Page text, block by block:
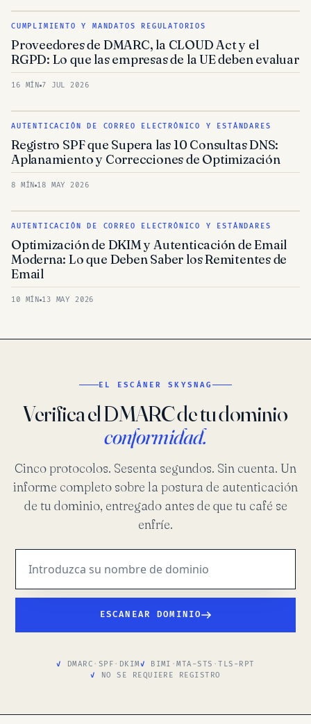
CUMPLIMIENTO Y MANDATOS REGULATORIOS
Proveedores de DMARC, la CLOUD Act y el
RGPD: Lo que las empresas de la UE deben evaluar
16 MÍN 7 JUL 2026
AUTENTICACIÓN DE CORREO ELECTRÓNICO Y ESTÁNDARES
Registro SPF que Supera las 10 Consultas DNS:
Aplanamiento y Correcciones de Optimización
8 MÍN 18 MAY 2026
AUTENTICACIÓN DE CORREO ELECTRÓNICO Y ESTÁNDARES
Optimización de DKIM y Autenticación de Email
Moderna: Lo que Deben Saber los Remitentes de
Email
10 MÍN 13 MAY 2026
EL ESCÁNER SKYSNAG
Verifica el DMARC de tu dominio
conformidad.
Cinco protocolos. Sesenta segundos. Sin cuenta. Un
informe completo sobre la postura de autenticación
de tu dominio, entregado antes de que tu café se
enfríe.
ESCANEAR DOMINIO
DMARC · SPF · DKIM BIMI ·MTA-STS ·TLS-RPT
NO SE REQUIERE REGISTRO